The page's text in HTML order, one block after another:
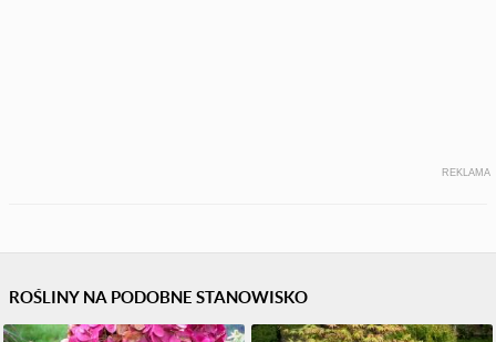
REKLAMA
ROŚLINY NA PODOBNE STANOWISKO